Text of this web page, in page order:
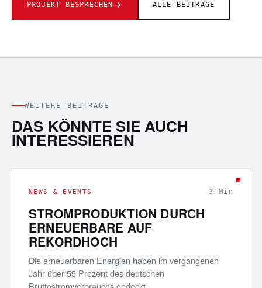
PROJEKT BESPRECHEN ALLE BEITRÄGE
WEITERE BEITRÄGE
DAS KÖNNTE SIE AUCH
INTERESSIEREN
NEWS & EVENTS 3 Min
STROMPRODUKTION DURCH
ERNEUERBARE AUF
REKORDHOCH
Die erneuerbaren Energien haben im vergangenen
Jahr über 55 Prozent des deutschen